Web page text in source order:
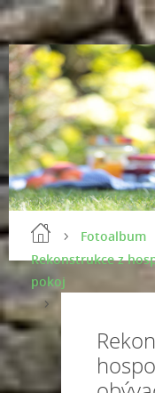
Fotoalbum
Rekonstrukce z
pokoj